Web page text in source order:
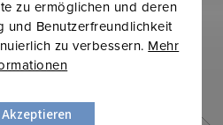
zu ermöglichen und deren
und Benutzerfreundlichkeit
zu verbessern. Mehr
Akzeptieren